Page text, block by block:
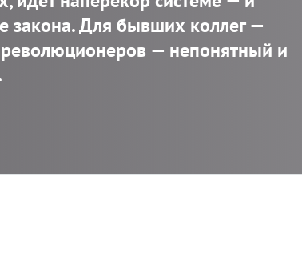
закона. Для бывших коллег —
— ​непонятный и